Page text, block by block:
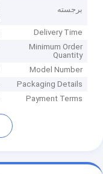
برجسته
Delivery Time
Minimum Order
Quantity
Model Number
Packaging Details
Payment Terms